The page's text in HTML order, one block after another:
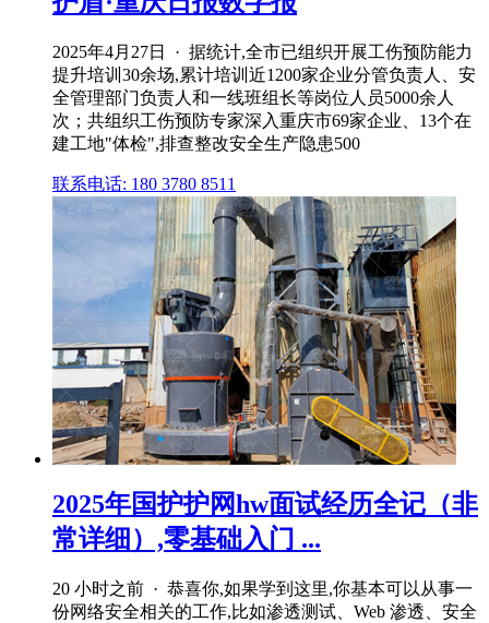
2025年4月27日 · 据统计,全市已组织开展工伤预防能力
提升培训30余场,累计培训近1200家企业分管负责人、安
全管理部门负责人和一线班组长等岗位人员5000余人
次；共组织工伤预防专家深入重庆市69家企业、13个在
建工地"体检",排查整改安全生产隐患500
联系电话: 180 3780 8511
2025年国护护网hw面试经历全记（非
常详细）,零基础入门 ...
20 小时之前 · 恭喜你,如果学到这里,你基本可以从事一
份网络安全相关的工作,比如渗透测试、Web 渗透、安全